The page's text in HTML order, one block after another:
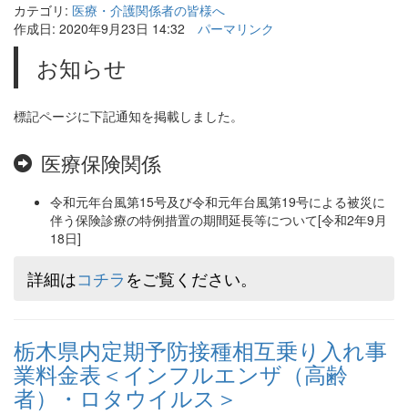
カテゴリ: 医療・介護関係者の皆様へ
作成日: 2020年9月23日 14:32
パーマリンク
お知らせ
標記ページに下記通知を掲載しました。
医療保険関係
令和元年台風第15号及び令和元年台風第19号による被災に
伴う保険診療の特例措置の期間延長等について[令和2年9月
18日]
詳細はコチラをご覧ください。
栃木県内定期予防接種相互乗り入れ事
業料金表＜インフルエンザ（高齢
者）・ロタウイルス＞